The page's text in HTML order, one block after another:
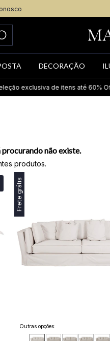
DECORAÇÃO
exclusiva de itens até 60% Off.
procurando não existe.
produtos.
Frete grátis
Outras opções: